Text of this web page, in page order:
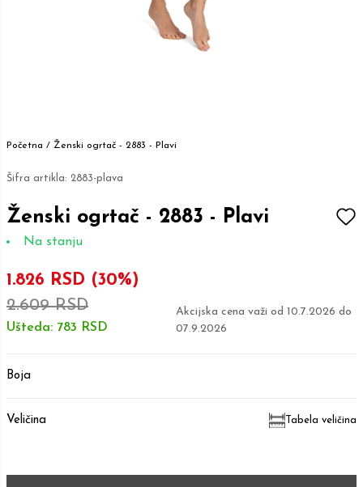
Početna / Ženski ogrtač - 2883 - Plavi
Šifra artikla: 2883-plava
Ženski ogrtač - 2883 - Plavi
Na stanju
1.826 RSD (30%)
2.609 RSD
Ušteda: 783 RSD
Akcijska cena važi od 10.7.2026 do
07.9.2026
Boja
Veličina Tabela veličina